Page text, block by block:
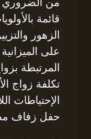
قائمة
الزهور
على
المرتبطة
تكلفة زواج
الإحتياطات
حفل زفاف